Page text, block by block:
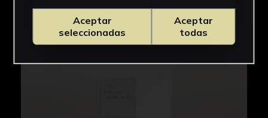
Aceptar
seleccionadas
Aceptar
todas